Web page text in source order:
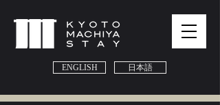
ENGLISH 日本語